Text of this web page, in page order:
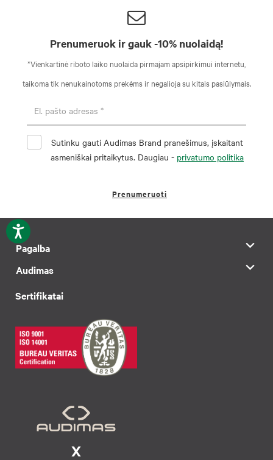
Prenumeruok ir gauk -10% nuolaidą!
*Vienkartinė riboto laiko nuolaida pirmajam apsipirkimui internetu,
taikoma tik nenukainotoms prekėms ir negalioja su kitais pasiūlymais.
Sutinku gauti Audimas Brand pranešimus, įskaitant
asmeniškai pritaikytus. Daugiau - privatumo politika
Prenumeruoti
Pagalba
Audimas
Sertifikatai